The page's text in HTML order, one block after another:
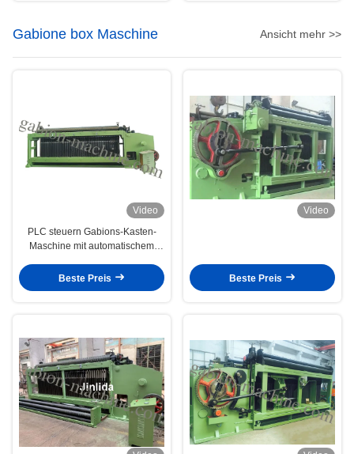
Gabione box Maschine Ansicht mehr >>
Video
PLC steuern Gabions-Kasten-
Maschine mit automatischem
Endsystem-/2.5mm.
Beste Preis
Video
Beste Preis